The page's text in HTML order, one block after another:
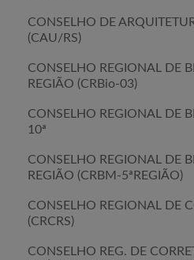
CONSELHO DE
(CAU/RS)
CONSELHO REGIONAL DE
REGIÃO (CRBio-03)
CONSELHO REGIONAL DE
10ª
CONSELHO REGIONAL DE
REGIÃO (CRBM-5ªREGIÃO)
CONSELHO REGIONAL DE
(CRCRS)
CONSELHO REG. DE